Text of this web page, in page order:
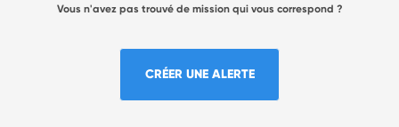
Vous n'avez pas trouvé de mission qui vous correspond ?
CRÉER UNE ALERTE